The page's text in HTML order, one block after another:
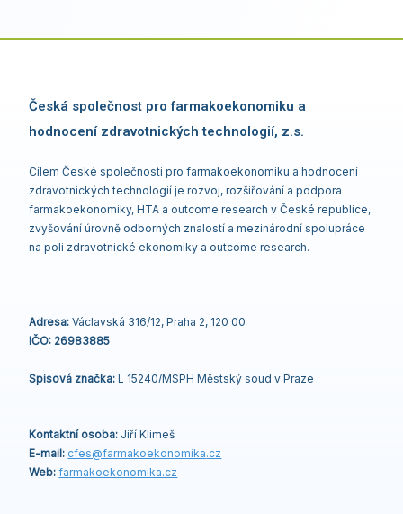
Česká společnost pro farmakoekonomiku a
hodnocení zdravotnických technologií, z.s.
Cílem České společnosti pro farmakoekonomiku a hodnocení
zdravotnických technologií je rozvoj, rozšiřování a podpora
farmakoekonomiky, HTA a outcome research v České republice,
zvyšování úrovně odborných znalostí a mezinárodní spolupráce
na poli zdravotnické ekonomiky a outcome research.
Adresa: Václavská 316/12, Praha 2, 120 00
IČO: 26983885
Spisová značka: L 15240/MSPH Městský soud v Praze
Kontaktní osoba: Jiří Klimeš
E-mail: cfes@farmakoekonomika.cz
Web: farmakoekonomika.cz